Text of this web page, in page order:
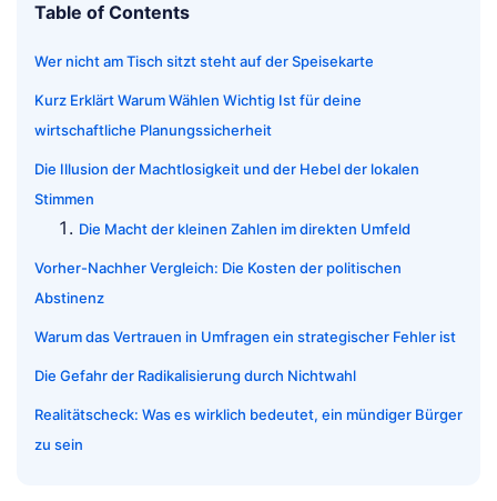
Table of Contents
Wer nicht am Tisch sitzt steht auf der Speisekarte
Kurz Erklärt Warum Wählen Wichtig Ist für deine
wirtschaftliche Planungssicherheit
Die Illusion der Machtlosigkeit und der Hebel der lokalen
Stimmen
Die Macht der kleinen Zahlen im direkten Umfeld
Vorher-Nachher Vergleich: Die Kosten der politischen
Abstinenz
Warum das Vertrauen in Umfragen ein strategischer Fehler ist
Die Gefahr der Radikalisierung durch Nichtwahl
Realitätscheck: Was es wirklich bedeutet, ein mündiger Bürger
zu sein